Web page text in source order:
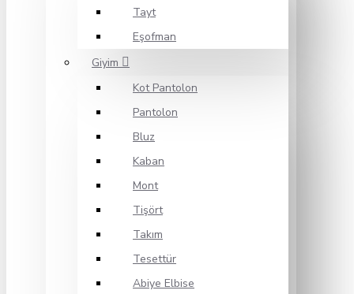
Tayt
Eşofman
Giyim
Kot Pantolon
Pantolon
Bluz
Kaban
Mont
Tişört
Takım
Tesettür
Abiye Elbise